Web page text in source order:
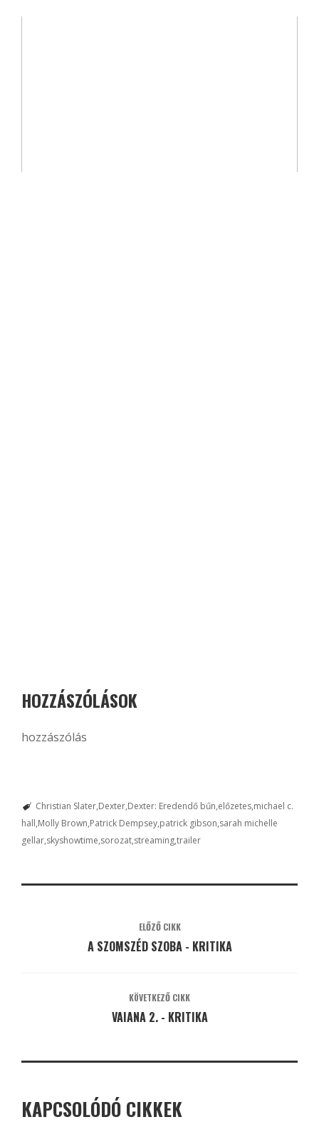
HOZZÁSZÓLÁSOK
hozzászólás
Christian Slater Dexter Dexter: Eredendő bűn előzetes michael c.
hall Molly Brown Patrick Dempsey patrick gibson sarah michelle
gellar skyshowtime sorozat streamingtrailer
ELŐZŐ CIKK
A SZOMSZÉD SZOBA - KRITIKA
KÖVETKEZŐ CIKK
VAIANA 2. - KRITIKA
KAPCSOLÓDÓ CIKKEK